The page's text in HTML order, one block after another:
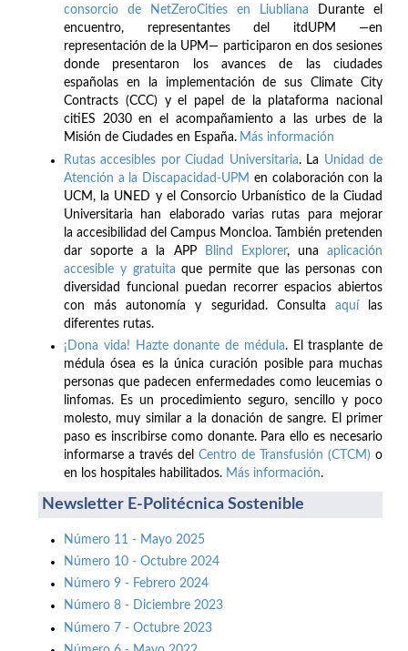
consorcio de NetZeroCities en Liubliana Durante el
encuentro, representantes del itdUPM —en
representación de la UPM— participaron en dos sesiones
donde presentaron los avances de las ciudades
españolas en la implementación de sus Climate City
Contracts (CCC) y el papel de la plataforma nacional
citiES 2030 en el acompañamiento a las urbes de la
Misión de Ciudades en España. Más información
Rutas accesibles por Ciudad Universitaria. La Unidad de
Atención a la Discapacidad-UPM en colaboración con la
UCM, la UNED y el Consorcio Urbanístico de la Ciudad
Universitaria han elaborado varias rutas para mejorar
la accesibilidad del Campus Moncloa. También pretenden
dar soporte a la APP
Blind Explorer, una aplicación
accesible y gratuita que permite que las personas con
diversidad funcional puedan recorrer espacios abiertos
con más autonomía y seguridad. Consulta aquílas
diferentes rutas.
¡Dona vida! Hazte donante de médula. El trasplante de
médula ósea es la única curación posible para muchas
personas que padecen enfermedades como leucemias o
linfomas. Es un procedimiento seguro, sencillo y poco
molesto, muy similar a la donación de sangre. El primer
paso es inscribirse como donante. Para ello es necesario
informarse a través del Centro de Transfusión (CTCM) o
en los hospitales habilitados. Más información.
Newsletter E-Politécnica Sostenible
Número 11 - Mayo 2025
Número 10 - Octubre 2024
Número 9 - Febrero 2024
Número 8 - Diciembre 2023
Número 7 - Octubre 2023